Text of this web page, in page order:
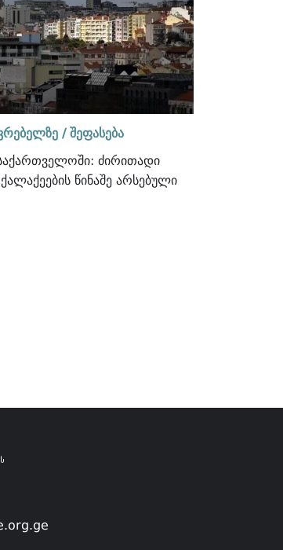
/ შეფასება
ძირითადი
წინაშე არსებული